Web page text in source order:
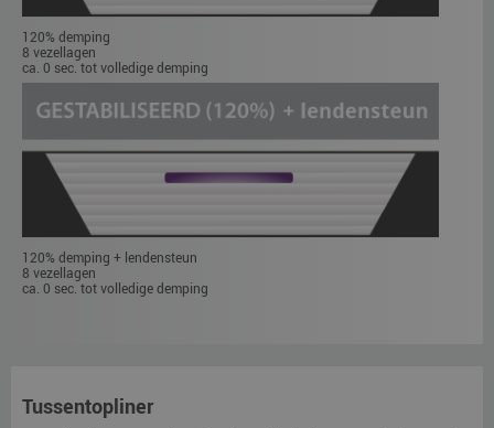
120% demping
8 vezellagen
ca. 0 sec. tot volledige demping
120% demping + lendensteun
8 vezellagen
ca. 0 sec. tot volledige demping
Tussentopliner